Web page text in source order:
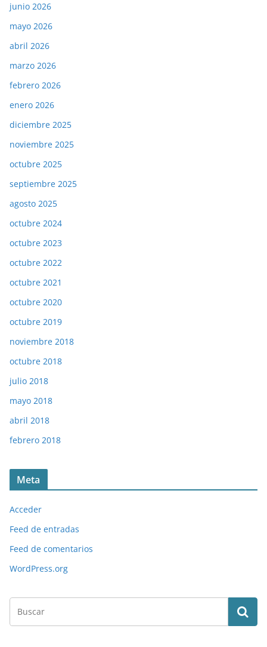
junio 2026
mayo 2026
abril 2026
marzo 2026
febrero 2026
enero 2026
diciembre 2025
noviembre 2025
octubre 2025
septiembre 2025
agosto 2025
octubre 2024
octubre 2023
octubre 2022
octubre 2021
octubre 2020
octubre 2019
noviembre 2018
octubre 2018
julio 2018
mayo 2018
abril 2018
febrero 2018
Meta
Acceder
Feed de entradas
Feed de comentarios
WordPress.org